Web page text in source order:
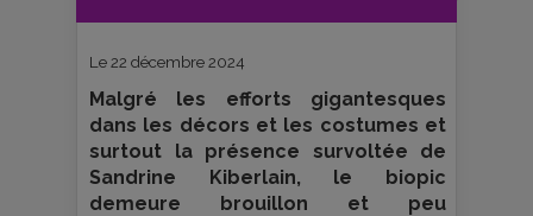
Le 22 décembre 2024
Malgré les efforts gigantesques
dans les décors et les costumes et
surtout la présence survoltée de
Sandrine Kiberlain, le biopic
demeure brouillon et peu